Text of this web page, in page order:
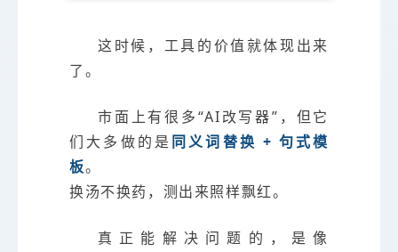
这时候，工具的价值就体现出来
了。
市面上有很多“AI改写器”，但它
们大多做的是 同义词替换 + 句式模
板。
换汤不换药，测出来照样飘红。
真正能解决问题的，是像